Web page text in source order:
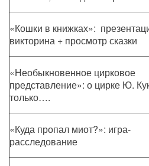
«Кошки в книжках»:
викторина + просмотр сказки
«Необыкновенное цирковое
представление»: о цирке Ю.
только….
«Куда пропал миот?»: игра-
расследование